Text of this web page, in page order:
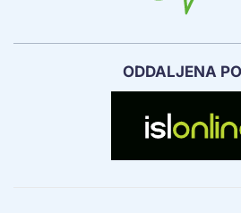
ODDALJENA